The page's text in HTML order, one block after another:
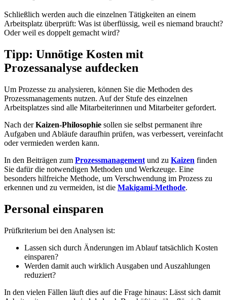
Schließlich werden auch die einzelnen Tätigkeiten an einem
Arbeitsplatz überprüft: Was ist überflüssig, weil es niemand braucht?
Oder weil es doppelt gemacht wird?
Tipp: Unnötige Kosten mit
Prozessanalyse aufdecken
Um Prozesse zu analysieren, können Sie die Methoden des
Prozessmanagements nutzen. Auf der Stufe des einzelnen
Arbeitsplatzes sind alle Mitarbeiterinnen und Mitarbeiter gefordert.
Nach derKaizen-Philosophie sollen sie selbst permanent ihre
Aufgaben und Abläufe daraufhin prüfen, was verbessert, vereinfacht
oder vermieden werden kann.
In den Beiträgen zum Prozessmanagement und zu Kaizen finden
Sie dafür die notwendigen Methoden und Werkzeuge. Eine
besonders hilfreiche Methode, um Verschwendung im Prozess zu
erkennen und zu vermeiden, ist die Makigami-Methode.
Personal einsparen
Prüfkriterium bei den Analysen ist:
Lassen sich durch Änderungen im Ablauf tatsächlich Kosten
einsparen?
Werden damit auch wirklich Ausgaben und Auszahlungen
reduziert?
In den vielen Fällen läuft dies auf die Frage hinaus: Lässt sich damit